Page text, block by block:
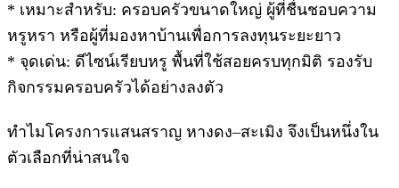
* เหมาะสำหรับ: ครอบครัวขนาดใหญ่ ผู้ที่ชื่นชอบความ
หรูหรา หรือผู้ที่มองหาบ้านเพื่อการลงทุนระยะยาว
* จุดเด่น: ดีไซน์เรียบหรู พื้นที่ใช้สอยครบทุกมิติ รองรับ
กิจกรรมครอบครัวได้อย่างลงตัว
ทำไมโครงการแสนสราญ หางดง–สะเมิง จึงเป็นหนึ่งใน
ตัวเลือกที่น่าสนใจ